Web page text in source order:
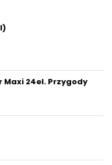
Maxi 24el. Przygody